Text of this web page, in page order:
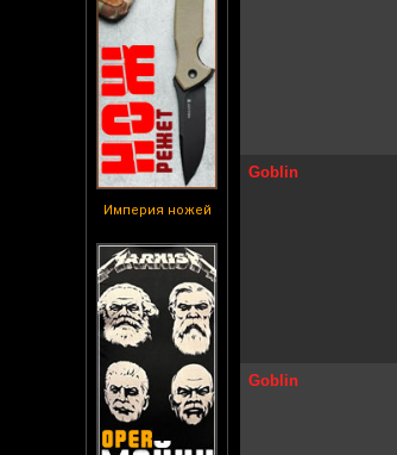
Империя ножей
Goblin
Goblin